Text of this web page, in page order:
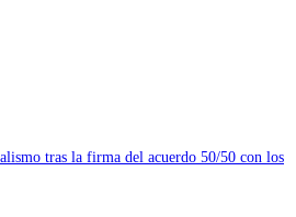
tras la firma del acuerdo 50/50 con los